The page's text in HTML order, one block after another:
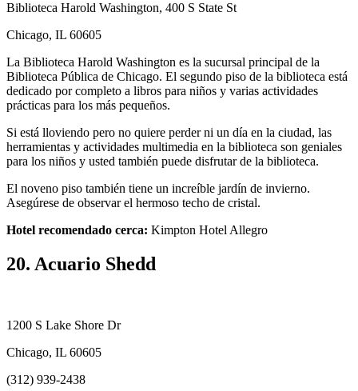
Biblioteca Harold Washington, 400 S State St
Chicago, IL 60605
La Biblioteca Harold Washington es la sucursal principal de la
Biblioteca Pública de Chicago. El segundo piso de la biblioteca está
dedicado por completo a libros para niños y varias actividades
prácticas para los más pequeños.
Si está lloviendo pero no quiere perder ni un día en la ciudad, las
herramientas y actividades multimedia en la biblioteca son geniales
para los niños y usted también puede disfrutar de la biblioteca.
El noveno piso también tiene un increíble jardín de invierno.
Asegúrese de observar el hermoso techo de cristal.
Hotel recomendado cerca: Kimpton Hotel Allegro
20. Acuario Shedd
1200 S Lake Shore Dr
Chicago, IL 60605
(312) 939-2438